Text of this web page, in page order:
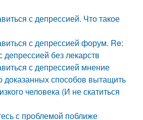
с депрессией. Что такое
с депрессией форум. Re:
депрессией без лекарств
с депрессией мнение
доказанных способов вытащить
человека (И не скатиться
с проблемой поближе